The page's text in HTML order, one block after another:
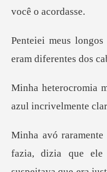
eram diferentes dos
azul incrivelment